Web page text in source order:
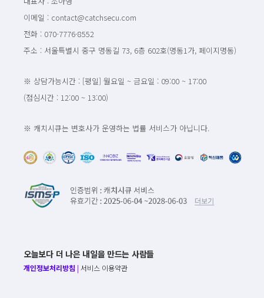
이메일 : contact@catchsecu.com
전화 : 070-7776-8552
주소 : 서울특별시 중구 명동길 73, 6층 602호(명동1가, 페이지명동)
※ 상담가능시간 : [평일] 월요일 ~ 금요일 : 09:00 ~ 17:00
(점심시간 : 12:00 ~ 13:00)
※ 캐치시큐는 변호사가 운영하는 법률 서비스가 아닙니다.
오늘보다 더 나은 내일을 만드는 사람들
개인정보처리방침 | 서비스 이용약관